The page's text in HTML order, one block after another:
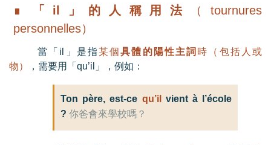
∎ 「il 」的人稱用法
（tournures
personnelles）
當「 il 」是指某個具體的陽性主詞 時（包括人或
物）
，需要用「 qu’il 」，例如：
Ton père, est-ce qu’il
vient à l’école
? 你爸會來學校嗎？